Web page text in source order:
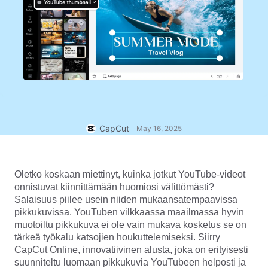
Teksti ja äänet
Automaattiset tekstitykset
Tekstitysmallit
Tekstistä puheeksi
Äänenparannus
Melunvähennys
Kuva
Markkinointi
Elämäntapa ja vlogit
Mukautettu suunnittelu
Resurssit
Markkinatrendit
Parhaat vaihtoehdot
Mallitrendit ja -vinkit
Lisää
Toimialamallit
Yhteenvetomallit
Luottamuskeskus
Ohjekeskus
Avaa CapCut
CapCut May 16, 2025
Oletko koskaan miettinyt, kuinka jotkut YouTube-videot
onnistuvat kiinnittämään huomiosi välittömästi?
Salaisuus piilee usein niiden mukaansatempaavissa
pikkukuvissa. YouTuben vilkkaassa maailmassa hyvin
muotoiltu pikkukuva ei ole vain mukava kosketus se on
tärkeä työkalu katsojien houkuttelemiseksi. Siirry
CapCut Online, innovatiivinen alusta, joka on erityisesti
suunniteltu luomaan pikkukuvia YouTubeen helposti ja